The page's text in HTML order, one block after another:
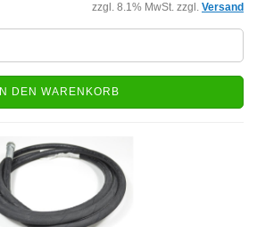
zzgl. 8.1% MwSt. zzgl. Versand
IN DEN WARENKORB